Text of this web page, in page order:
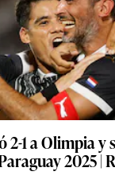
1 a Olimpia y
2025 |